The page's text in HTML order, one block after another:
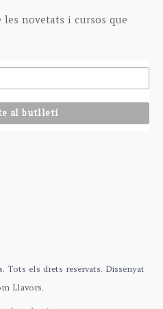
novetats i cursos que
els drets reservats. Dissenyat
Llavors.